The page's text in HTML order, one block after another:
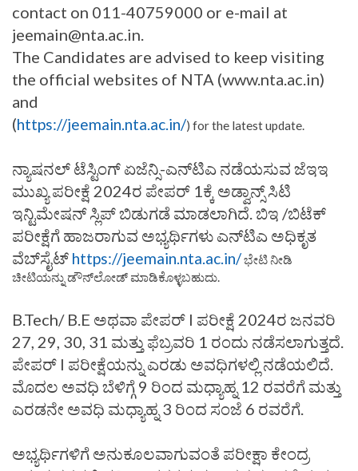
contact on 011-40759000 or e-mail at
jeemain@nta.ac.in.
The Candidates are advised to keep visiting
the official websites of NTA (www.nta.ac.in)
and
(https://jeemain.nta.ac.in/) for the latest update.
ನ್ಯಾಷನಲ್ ಟೆಸ್ಟಿಂಗ್ ಏಜೆನ್ಸಿ-ಎನ್‌ಟಿಎ ನಡೆಯಸುವ ಜೆಇಇ
ಮುಖ್ಯ ಪರೀಕ್ಷೆ 2024ರ ಪೇಪರ್ 1ಕ್ಕೆ ಅಡ್ವಾನ್ಸ್ ಸಿಟಿ
ಇನ್ಟಿಮೇಷನ್ ಸ್ಲಿಪ್ ಬಿಡುಗಡೆ ಮಾಡಲಾಗಿದೆ. ಬಿಇ /ಬಿಟೆಕ್
ಪರೀಕ್ಷೆಗೆ ಹಾಜರಾಗುವ ಅಭ್ಯರ್ಥಿಗಳು ಎನ್‌ಟಿಎ ಅಧಿಕೃತ
ವೆಬ್‌ಸೈಟ್ https://jeemain.nta.ac.in/ಭೇಟಿ ನೀಡಿ
ಚೀಟಿಯನ್ನು ಡೌನ್‌ಲೋಡ್ ಮಾಡಿಕೊಳ್ಳಬಹುದು.
B.Tech/ B.E ಅಥವಾ ಪೇಪರ್ I ಪರೀಕ್ಷೆ 2024ರ ಜನವರಿ
27, 29, 30, 31 ಮತ್ತು ಫೆಬ್ರವರಿ 1 ರಂದು ನಡೆಸಲಾಗುತ್ತದೆ.
ಪೇಪರ್ I ಪರೀಕ್ಷೆಯನ್ನು ಎರಡು ಅವಧಿಗಳಲ್ಲಿ ನಡೆಯಲಿದೆ.
ಮೊದಲ ಅವಧಿ ಬೆಳಿಗ್ಗೆ 9 ರಿಂದ ಮಧ್ಯಾಹ್ನ 12 ರವರೆಗೆ ಮತ್ತು
ಎರಡನೇ ಅವಧಿ ಮಧ್ಯಾಹ್ನ 3 ರಿಂದ ಸಂಜೆ 6 ರವರೆಗೆ.
ಅಭ್ಯರ್ಥಿಗಳಿಗೆ ಅನುಕೂಲವಾಗುವಂತೆ ಪರೀಕ್ಷಾ ಕೇಂದ್ರ